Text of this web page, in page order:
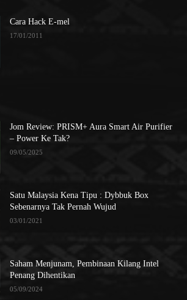
Cara Hack E-mel
17/01/2011
Jom Review: PRISM+ Aura Smart Air Purifier
– Power Ke Tak?
09/05/2025
Satu Malaysia Kena Tipu : Dybbuk Box
Sebenarnya Tak Pernah Wujud
03/01/2021
Saham Menjunam, Pembinaan Kilang Intel
Penang Dihentikan
05/09/2024